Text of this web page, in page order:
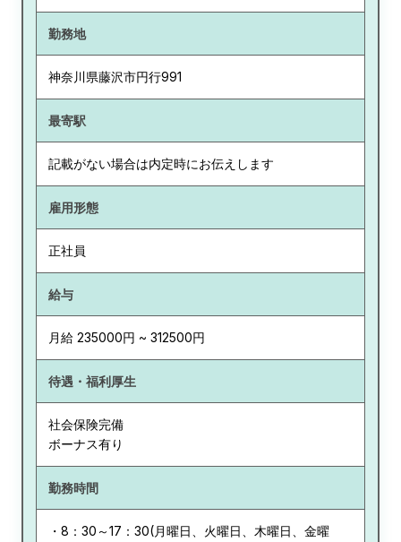
勤務地
神奈川県藤沢市円行991
最寄駅
記載がない場合は内定時にお伝えします
雇用形態
正社員
給与
月給 235000円 ~ 312500円
待遇・福利厚生
社会保険完備
ボーナス有り
勤務時間
・8：30～17：30(月曜日、火曜日、木曜日、金曜